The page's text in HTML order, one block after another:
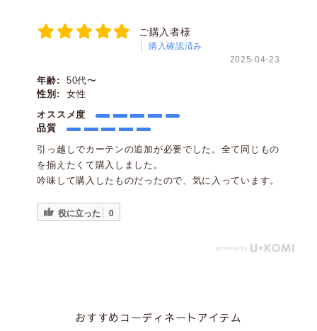
ご購入者様
購入確認済み
2025-04-23
年齢:
50代〜
性別:
女性
オススメ度
品質
引っ越しでカーテンの追加が必要でした。全て同じもの
を揃えたくて購入しました。
吟味して購入したものだったので、気に入っています。
役に立った 0
おすすめコーディネートアイテム